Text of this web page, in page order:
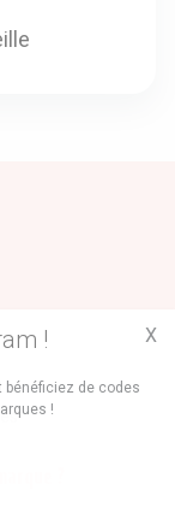
!
bénéficiez de codes
!
X